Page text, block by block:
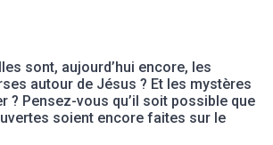
sont, aujourd’hui encore, les
autour de Jésus ? Et les mystères
? Pensez-vous qu’il soit possible que
soient encore faites sur le